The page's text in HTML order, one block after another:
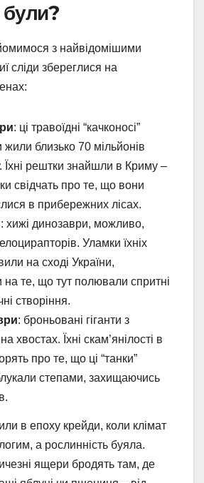
з найвідомішими
сліди збереглися на
: ці травоїдні “качконосі”
жили близько 70 мільйонів
Їхні рештки знайшли в Криму –
свідчать про те, що вони
в прибережних лісах.
: хижі динозаври, можливо,
Уламки їхніх
на сході України,
на те, що тут полювали спритні
створіння.
: броньовані гіганти з
хвостах. Їхні скам’янілості в
про те, що ці “танки”
степами, захищаючись
в епоху крейди, коли клімат
а рослинність буяла.
ящери бродять там, де